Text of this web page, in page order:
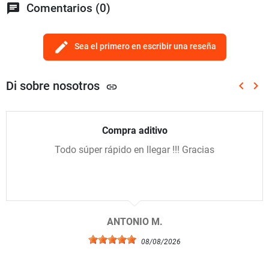
chat Comentarios (0)
edit Sea el primero en escribir una reseña
Di sobre nosotros link keyboard_arrow_left keyboard_arrow_right
Compra aditivo
Todo súper rápido en llegar !!! Gracias
ANTONIO M.
08/08/2026